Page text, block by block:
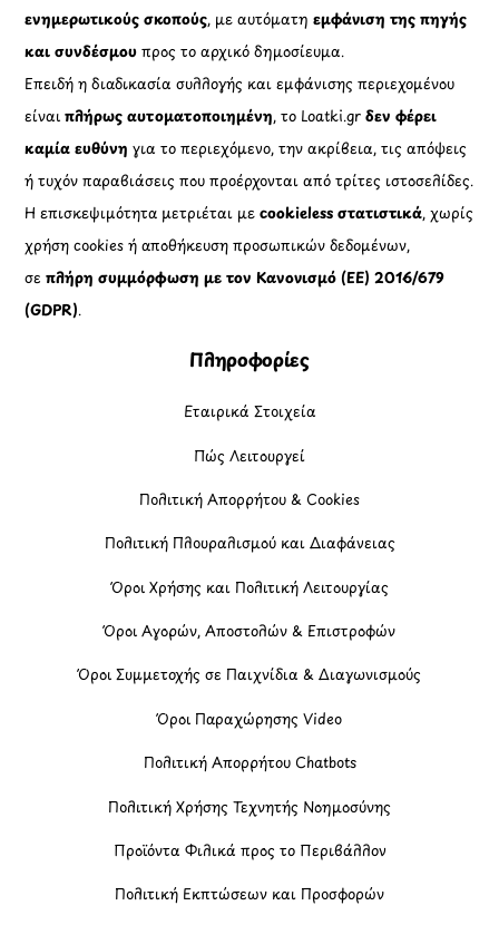
ενημερωτικούς σκοπούς, με αυτόματηεμφάνιση της πηγής
και συνδέσμου προς το αρχικό δημοσίευμα.
Επειδή η διαδικασία συλλογής και εμφάνισης περιεχομένου
είναιπλήρως αυτοματοποιημένη, το Loatki.grδεν φέρει
καμία ευθύνη για το περιεχόμενο, την ακρίβεια, τις απόψεις
ή τυχόν παραβιάσεις που προέρχονται από τρίτες ιστοσελίδες.
Η επισκεψιμότητα μετριέται μεcookieless στατιστικά, χωρίς
χρήση cookies ή αποθήκευση προσωπικών δεδομένων,
σεπλήρη συμμόρφωση με τον Κανονισμό (ΕΕ) 2016/679
(GDPR).
Πληροφορίες
Εταιρικά Στοιχεία
Πώς Λειτουργεί
Πολιτική Απορρήτου & Cookies
Πολιτική Πλουραλισμού και Διαφάνειας
Όροι Χρήσης και Πολιτική Λειτουργίας
Όροι Αγορών, Αποστολών & Επιστροφών
Όροι Συμμετοχής σε Παιχνίδια & Διαγωνισμούς
Όροι Παραχώρησης Video
Πολιτική Απορρήτου Chatbots
Πολιτική Χρήσης Τεχνητής Νοημοσύνης
Προϊόντα Φιλικά προς το Περιβάλλον
Πολιτική Εκπτώσεων και Προσφορών